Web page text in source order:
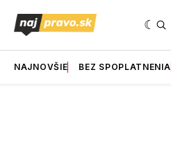
NAJNOVŠIE BEZ SPOPLATNENIA